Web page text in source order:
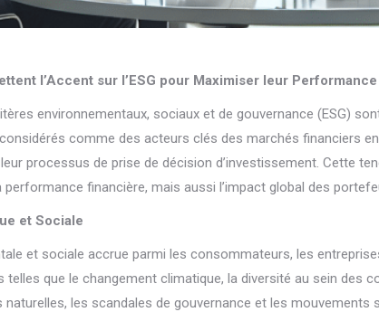
l’Accent sur l’ESG pour Maximiser leur Performance
environnementaux, sociaux et de gouvernance (ESG)
comme des acteurs clés des marchés financiers
processus de prise de décision d’investissement. Cette
performance financière, mais aussi l’impact global des
et Sociale
et sociale accrue parmi les consommateurs, les
que le changement climatique, la diversité au sein des
les scandales de gouvernance et les